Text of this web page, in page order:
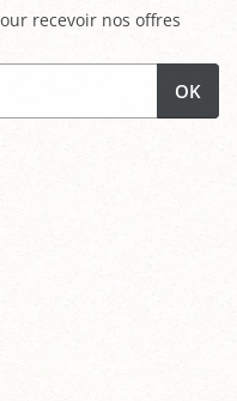
recevoir nos offres
OK